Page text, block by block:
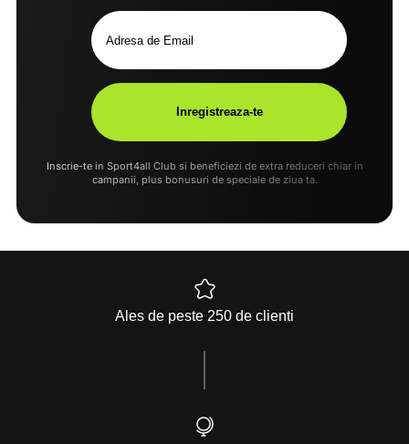
Inscrie-te in Sport4all Club si beneficiezi de extra reduceri chiar in
campanii, plus bonusuri de speciale de ziua ta.
Ales de peste 250 de clienti